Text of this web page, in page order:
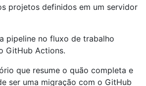
projetos definidos em um servidor
pipeline no fluxo de trabalho
GitHub Actions.
que resume o quão completa e
ser uma migração com o GitHub